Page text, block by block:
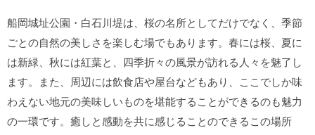
船岡城址公園・白石川堤は、桜の名所としてだけでなく、季節
ごとの自然の美しさを楽しむ場でもあります。春には桜、夏に
は新緑、秋には紅葉と、四季折々の風景が訪れる人々を魅了し
ます。また、周辺には飲食店や屋台などもあり、ここでしか味
わえない地元の美味しいものを堪能することができるのも魅力
の一環です。癒しと感動を共に感じることのできるこの場所